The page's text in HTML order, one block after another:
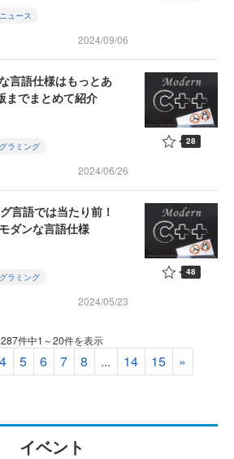
ニュース
2024/09/06
言語仕様はもっとあ
までまとめて紹介
ラミング
2024/06/26
28
言語では当たり前！
ダンな言語仕様
ラミング
2024/05/23
48
287件中1～20件を表示
4 5 6 7 8 ... 14 15 »
イベント